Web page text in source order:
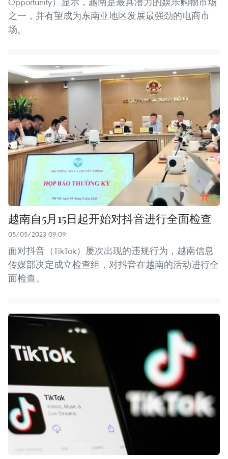
之一，并有望成为东南亚地区发展最强劲的电商市
场。
越南自5月15日起开始对抖音进行全面检查
05/05/2023 09:09
面对抖音（TikTok）屡次出现的违规行为，越南信息
传媒部决定成立检查组，对抖音在越南的活动进行全
面检查。